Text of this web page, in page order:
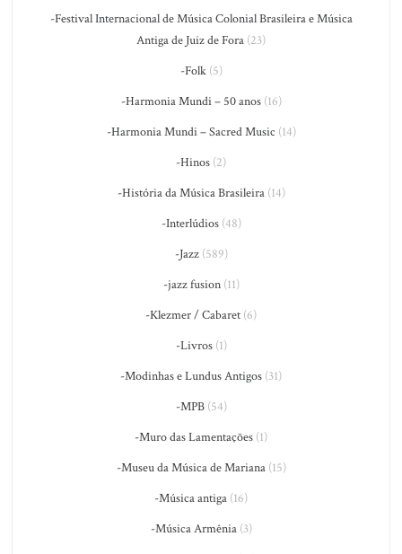
-Festival Internacional de Música Colonial Brasileira e Música
Antiga de Juiz de Fora (23)
-Folk(5)
-Harmonia Mundi – 50 anos(16)
-Harmonia Mundi – Sacred Music (14)
-Hinos (2)
-História da Música Brasileira(14)
-Interlúdios(48)
-Jazz(589)
-jazz fusion(11)
-Klezmer / Cabaret (6)
-Livros(1)
-Modinhas e Lundus Antigos (31)
-MPB(54)
-Muro das Lamentações (1)
-Museu da Música de Mariana(15)
-Música antiga (16)
-Música Armênia(3)